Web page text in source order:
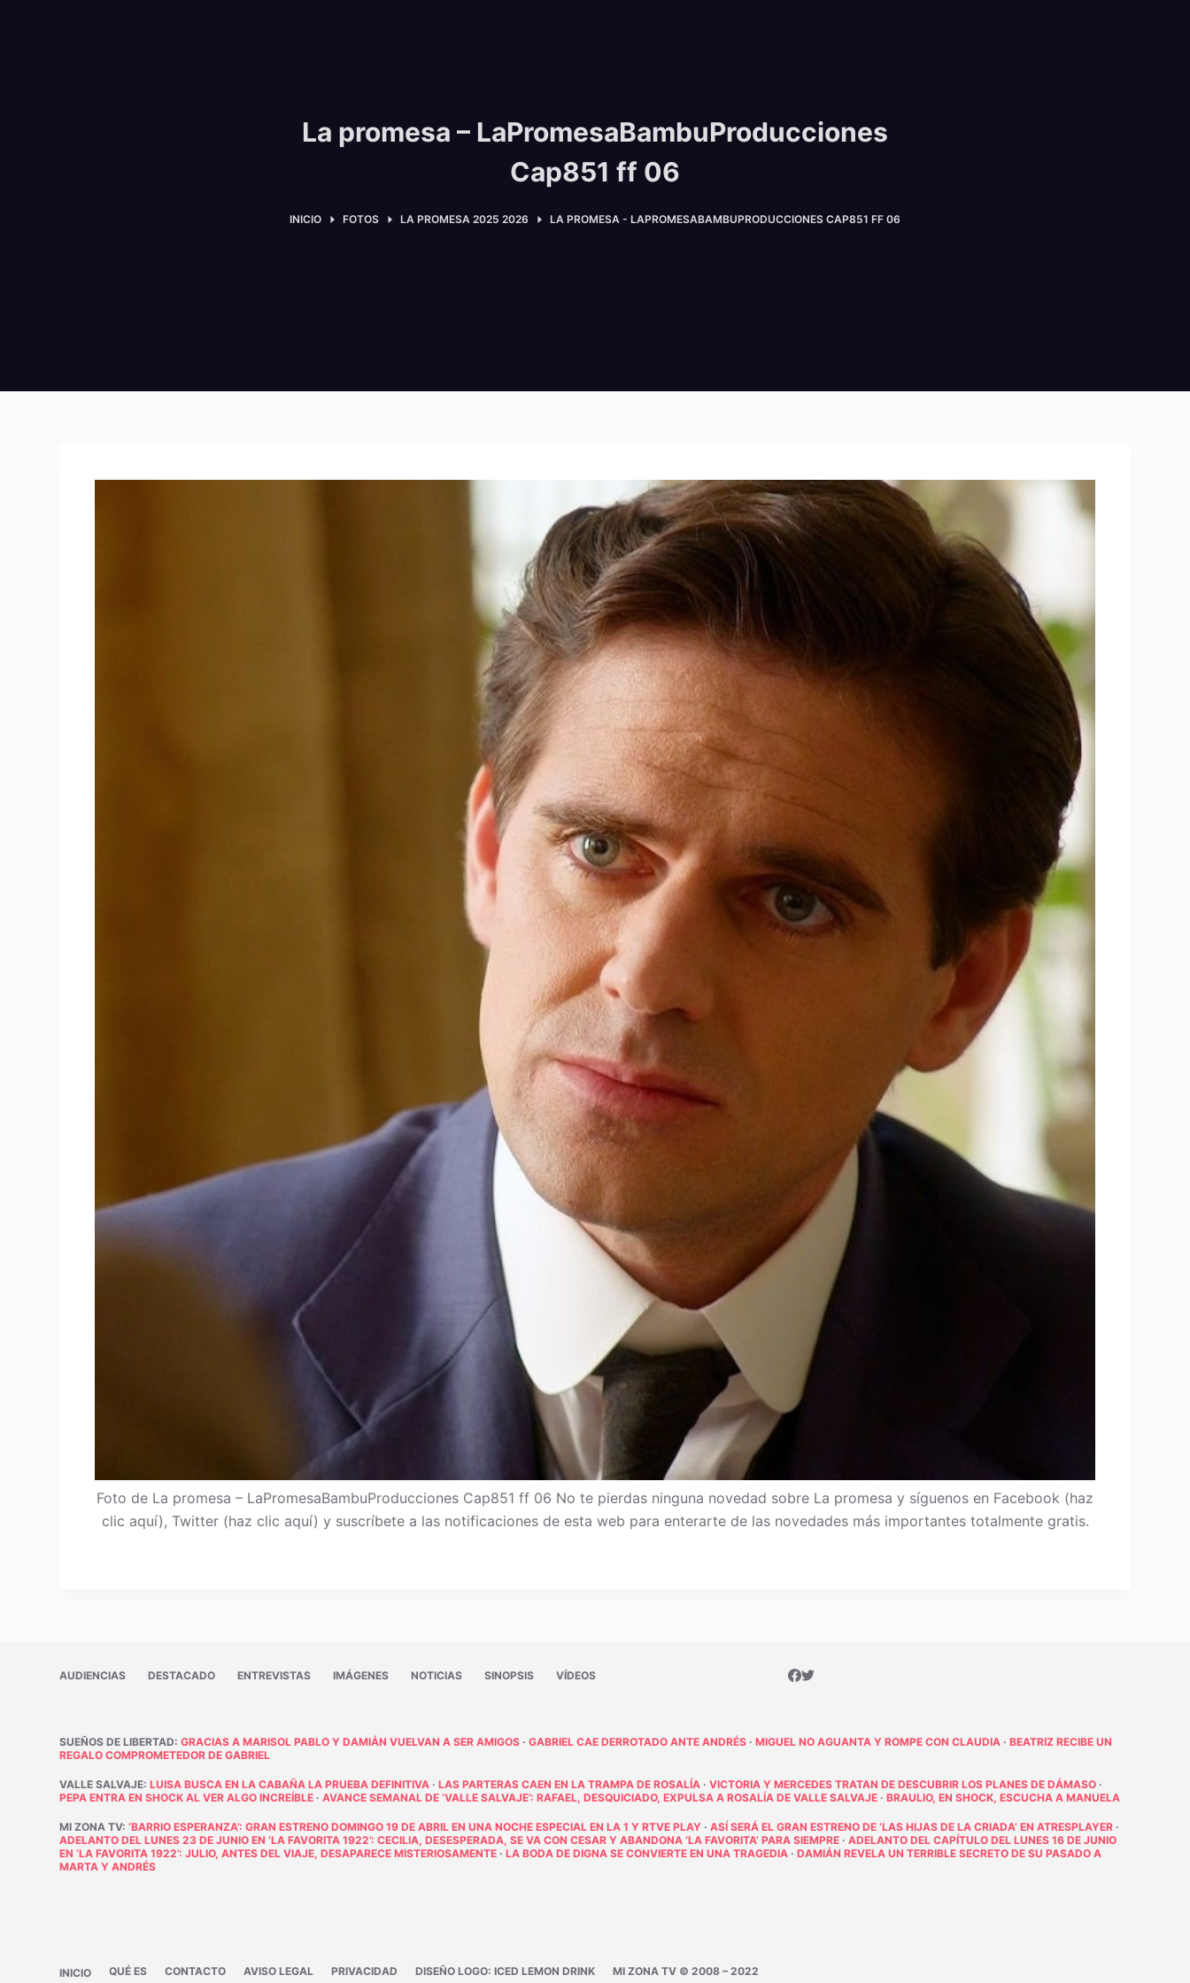
La promesa – LaPromesaBambuProducciones
Cap851 ff 06
INICIO FOTOS LA PROMESA 2025 2026 LA PROMESA - LAPROMESABAMBUPRODUCCIONES CAP851 FF 06
Foto de La promesa – LaPromesaBambuProducciones Cap851 ff 06 No te pierdas ninguna novedad sobre La promesa y síguenos en Facebook (haz
clic aquí), Twitter (haz clic aquí) y suscríbete a las notificaciones de esta web para enterarte de las novedades más importantes totalmente gratis.
AUDIENCIAS DESTACADO ENTREVISTAS IMÁGENES NOTICIAS SINOPSIS VÍDEOS
SUEÑOS DE LIBERTAD:GRACIAS A MARISOL PABLO Y DAMIÁN VUELVAN A SER AMIGOS ·GABRIEL CAE DERROTADO ANTE ANDRÉS ·MIGUEL NO AGUANTA Y ROMPE CON CLAUDIA ·BEATRIZ RECIBE UN
REGALO COMPROMETEDOR DE GABRIEL
VALLE SALVAJE:LUISA BUSCA EN LA CABAÑA LA PRUEBA DEFINITIVA ·LAS PARTERAS CAEN EN LA TRAMPA DE ROSALÍA ·VICTORIA Y MERCEDES TRATAN DE DESCUBRIR LOS PLANES DE DÁMASO ·
PEPA ENTRA EN SHOCK AL VER ALGO INCREÍBLE ·AVANCE SEMANAL DE ‘VALLE SALVAJE’: RAFAEL, DESQUICIADO, EXPULSA A ROSALÍA DE VALLE SALVAJE ·BRAULIO, EN SHOCK, ESCUCHA A MANUELA
MI ZONA TV:‘BARRIO ESPERANZA’: GRAN ESTRENO DOMINGO 19 DE ABRIL EN UNA NOCHE ESPECIAL EN LA 1 Y RTVE PLAY ·ASÍ SERÁ EL GRAN ESTRENO DE ‘LAS HIJAS DE LA CRIADA’ EN ATRESPLAYER ·
ADELANTO DEL LUNES 23 DE JUNIO EN ‘LA FAVORITA 1922’: CECILIA, DESESPERADA, SE VA CON CESAR Y ABANDONA ‘LA FAVORITA’ PARA SIEMPRE ·ADELANTO DEL CAPÍTULO DEL LUNES 16 DE JUNIO
EN ‘LA FAVORITA 1922’: JULIO, ANTES DEL VIAJE, DESAPARECE MISTERIOSAMENTE ·LA BODA DE DIGNA SE CONVIERTE EN UNA TRAGEDIA ·DAMIÁN REVELA UN TERRIBLE SECRETO DE SU PASADO A
MARTA Y ANDRÉS
INICIO QUÉ ES CONTACTO AVISO LEGAL PRIVACIDAD DISEÑO LOGO: ICED LEMON DRINK MI ZONA TV © 2008 – 2022